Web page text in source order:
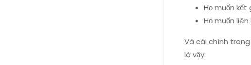
Họ muốn
Họ muốn
Và cái chính
là vậy: